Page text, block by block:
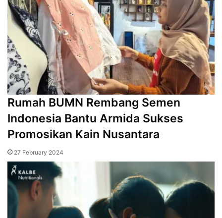
Rumah BUMN Rembang Semen
Indonesia Bantu Armida Sukses
Promosikan Kain Nusantara
27 February 2024